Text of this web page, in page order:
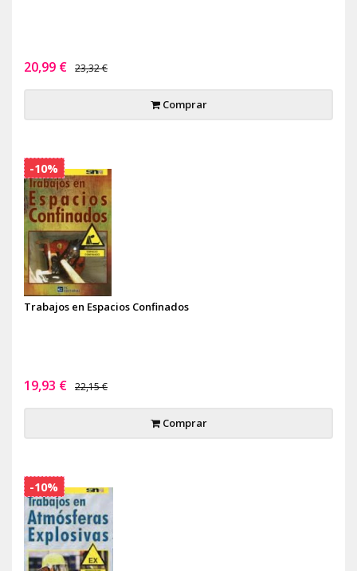
20,99 € 23,32 €
Comprar
Trabajos en Espacios Confinados
19,93 € 22,15 €
Comprar
-10%
-10%